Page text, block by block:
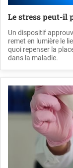
Le stress peut-il
Un dispositif
remet en lumière le
quoi repenser la
dans la maladie.